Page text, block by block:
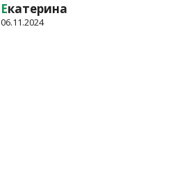
Екатерина
06.11.2024